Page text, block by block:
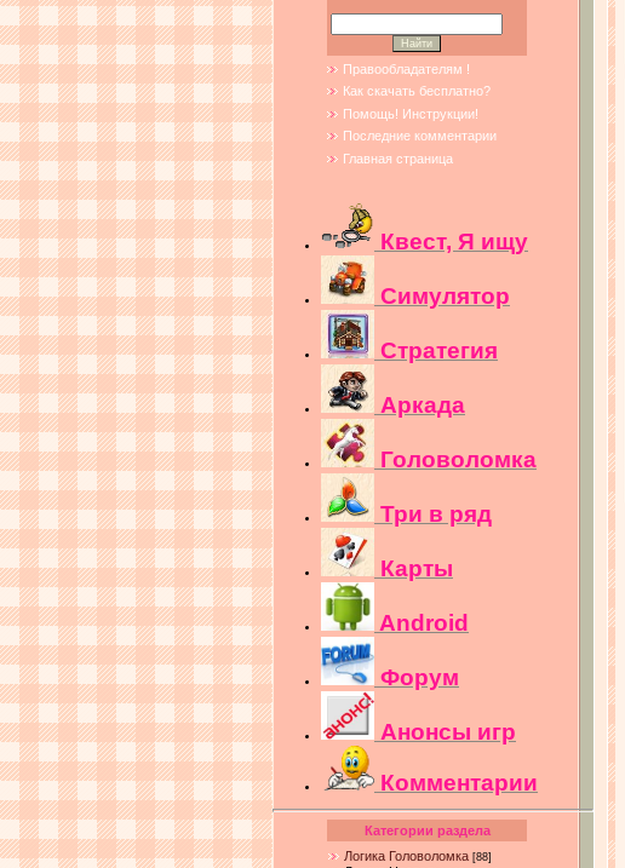
Правообладателям !
Как скачать бесплатно?
Помощь! Инструкции!
Последние комментарии
Главная страница
Квест, Я ищу
Симулятор
Стратегия
Аркада
Головоломка
Три в ряд
Карты
Android
Форум
Анонсы игр
Комментарии
Категории раздела
Логика Головоломка [88]